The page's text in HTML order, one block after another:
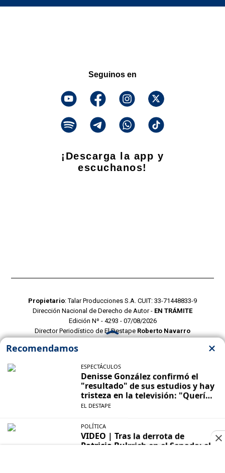
Seguinos en
¡Descarga la app y
escuchanos!
Propietario: Talar Producciones S.A. CUIT: 33-71448833-9
Dirección Nacional de Derecho de Autor - EN TRÁMITE
Edición Nº - 4293 - 07/08/2026
Director Periodístico de El Destape Roberto Navarro
POLITICAS DE PRIVACIDAD
CONTACTO COMERCIAL
CONTACTO EDITORIAL
Mustang Cloud- CMS para portales de noticias